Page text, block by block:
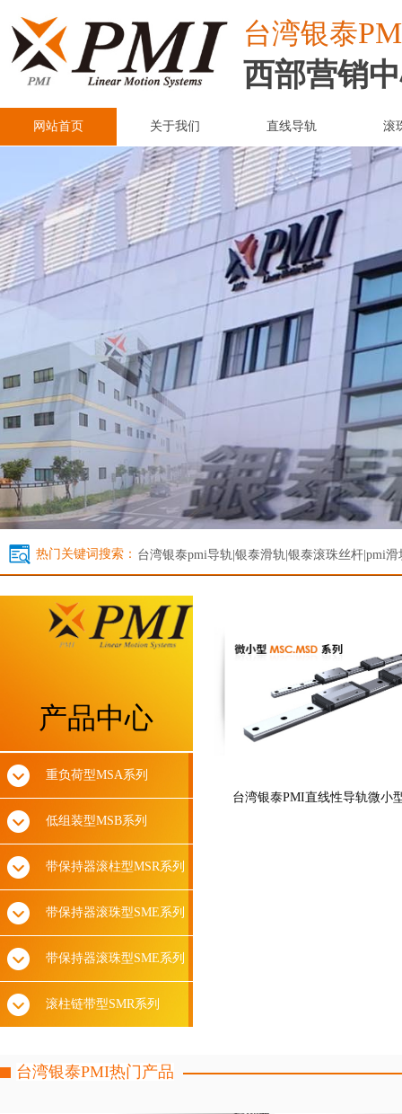
热门关键词搜索： 台湾银泰pmi导轨|银泰滑轨|银泰滚珠丝杆|pmi
台湾银泰PMI直线性导轨微小
产品中心
重负荷型MSA系列
低组装型MSB系列
带保持器滚柱型MSR系列
带保持器滚珠型SME系列
带保持器滚珠型SME系列
滚柱链带型SMR系列
台湾银泰PMI热门产品
台湾银泰
西部营销
网站首页 关于我们 直线导轨 滚